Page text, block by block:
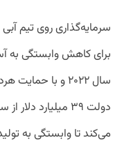
سرمایه‌گذاری روی تیم
برای کاهش وابستگی به
سال ۲۰۲۲ و با
دولت ۳۹
می‌کند تا وابستگی به